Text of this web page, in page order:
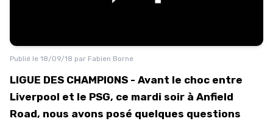
Publié le 18/09/18 par Fabien Borne
LIGUE DES CHAMPIONS - Avant le choc entre
Liverpool et le PSG, ce mardi soir à Anfield
Road, nous avons posé quelques questions